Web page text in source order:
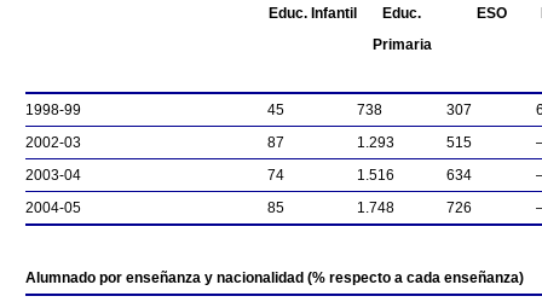
Educ. Infantil
Educ.
Primaria
ESO
1998-99 45 738 307
2002-03
87 1.293 515
2003-04
74 1.516 634
2004-05
85 1.748 726
Alumnado por enseñanza y nacionalidad (% respecto a cada enseñanza)